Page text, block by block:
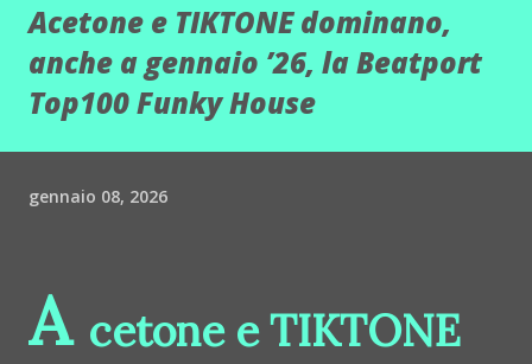
Acetone e TIKTONE dominano,
anche a gennaio ’26, la Beatport
Top100 Funky House
gennaio 08, 2026
A cetone e TIKTONE